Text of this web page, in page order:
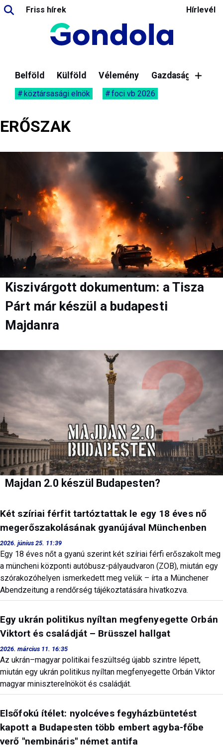
Friss hírek Hírlevél
Belföld Külföld Vélemény Gazdaság
köztársasági elnök foci vb 2026
ERŐSZAK
Kiszivárgott dokumentum: a Tisza
Párt már készül a budapesti
Majdanra
Majdan 2.0 készül Budapesten?
Két szíriai férfit tartóztattak le egy 18 éves nő
megerőszakolásának gyanújával Münchenben
2026. június 25. 11:39
Egy 18 éves nőt a gyanú szerint két szíriai férfi erőszakolt meg
a müncheni központi autóbusz-pályaudvaron (ZOB), miután egy
szórakozóhelyen ismerkedett meg velük – írta a Münchener
Abendzeitung a rendőrség tájékoztatására hivatkozva.
Egy ukrán politikus nyíltan megfenyegette Orbán
Viktort és családját – Brüsszel hallgat
2026. március 11. 16:35
Az ukrán–magyar politikai feszültség újabb szintre lépett,
miután egy ukrán politikus nyíltan megfenyegette Orbán Viktor
magyar miniszterelnököt és családját.
Elsőfokú ítélet: nyolcéves fegyházbüntetést
kapott a Budapesten több embert agyba-főbe
verő "nembináris" német antifa